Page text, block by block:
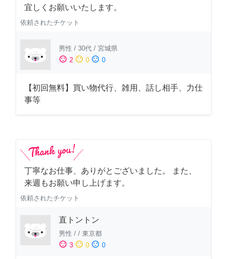
宜しくお願いいたします。
依頼されたチケット
男性 / 30代 / 宮城県
sentiment_satisfied 2 sentiment_neutral 0 sentiment_dissatisfied 0
【初回無料】買い物代行、雑用、話し相手、力仕
事等
丁寧なお仕事、ありがとございました。 また、
来週もお願い申し上げます。
依頼されたチケット
直トントン
男性 / / 東京都
sentiment_satisfied 3 sentiment_neutral 0 sentiment_dissatisfied 0